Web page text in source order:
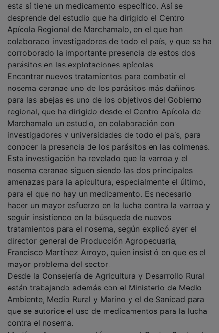
esta sí tiene un medicamento específico. Así se
desprende del estudio que ha dirigido el Centro
Apícola Regional de Marchamalo, en el que han
colaborado investigadores de todo el país, y que se ha
corroborado la importante presencia de estos dos
parásitos en las explotaciones apícolas.
Encontrar nuevos tratamientos para combatir el
nosema ceranae uno de los parásitos más dañinos
para las abejas es uno de los objetivos del Gobierno
regional, que ha dirigido desde el Centro Apícola de
Marchamalo un estudio, en colaboración con
investigadores y universidades de todo el país, para
conocer la presencia de los parásitos en las colmenas.
Esta investigación ha revelado que la varroa y el
nosema ceranae siguen siendo las dos principales
amenazas para la apicultura, especialmente el último,
para el que no hay un medicamento. Es necesario
hacer un mayor esfuerzo en la lucha contra la varroa y
seguir insistiendo en la búsqueda de nuevos
tratamientos para el nosema, según explicó ayer el
director general de Producción Agropecuaria,
Francisco Martínez Arroyo, quien insistió en que es el
mayor problema del sector.
Desde la Consejería de Agricultura y Desarrollo Rural
están trabajando además con el Ministerio de Medio
Ambiente, Medio Rural y Marino y el de Sanidad para
que se autorice el uso de medicamentos para la lucha
contra el nosema.